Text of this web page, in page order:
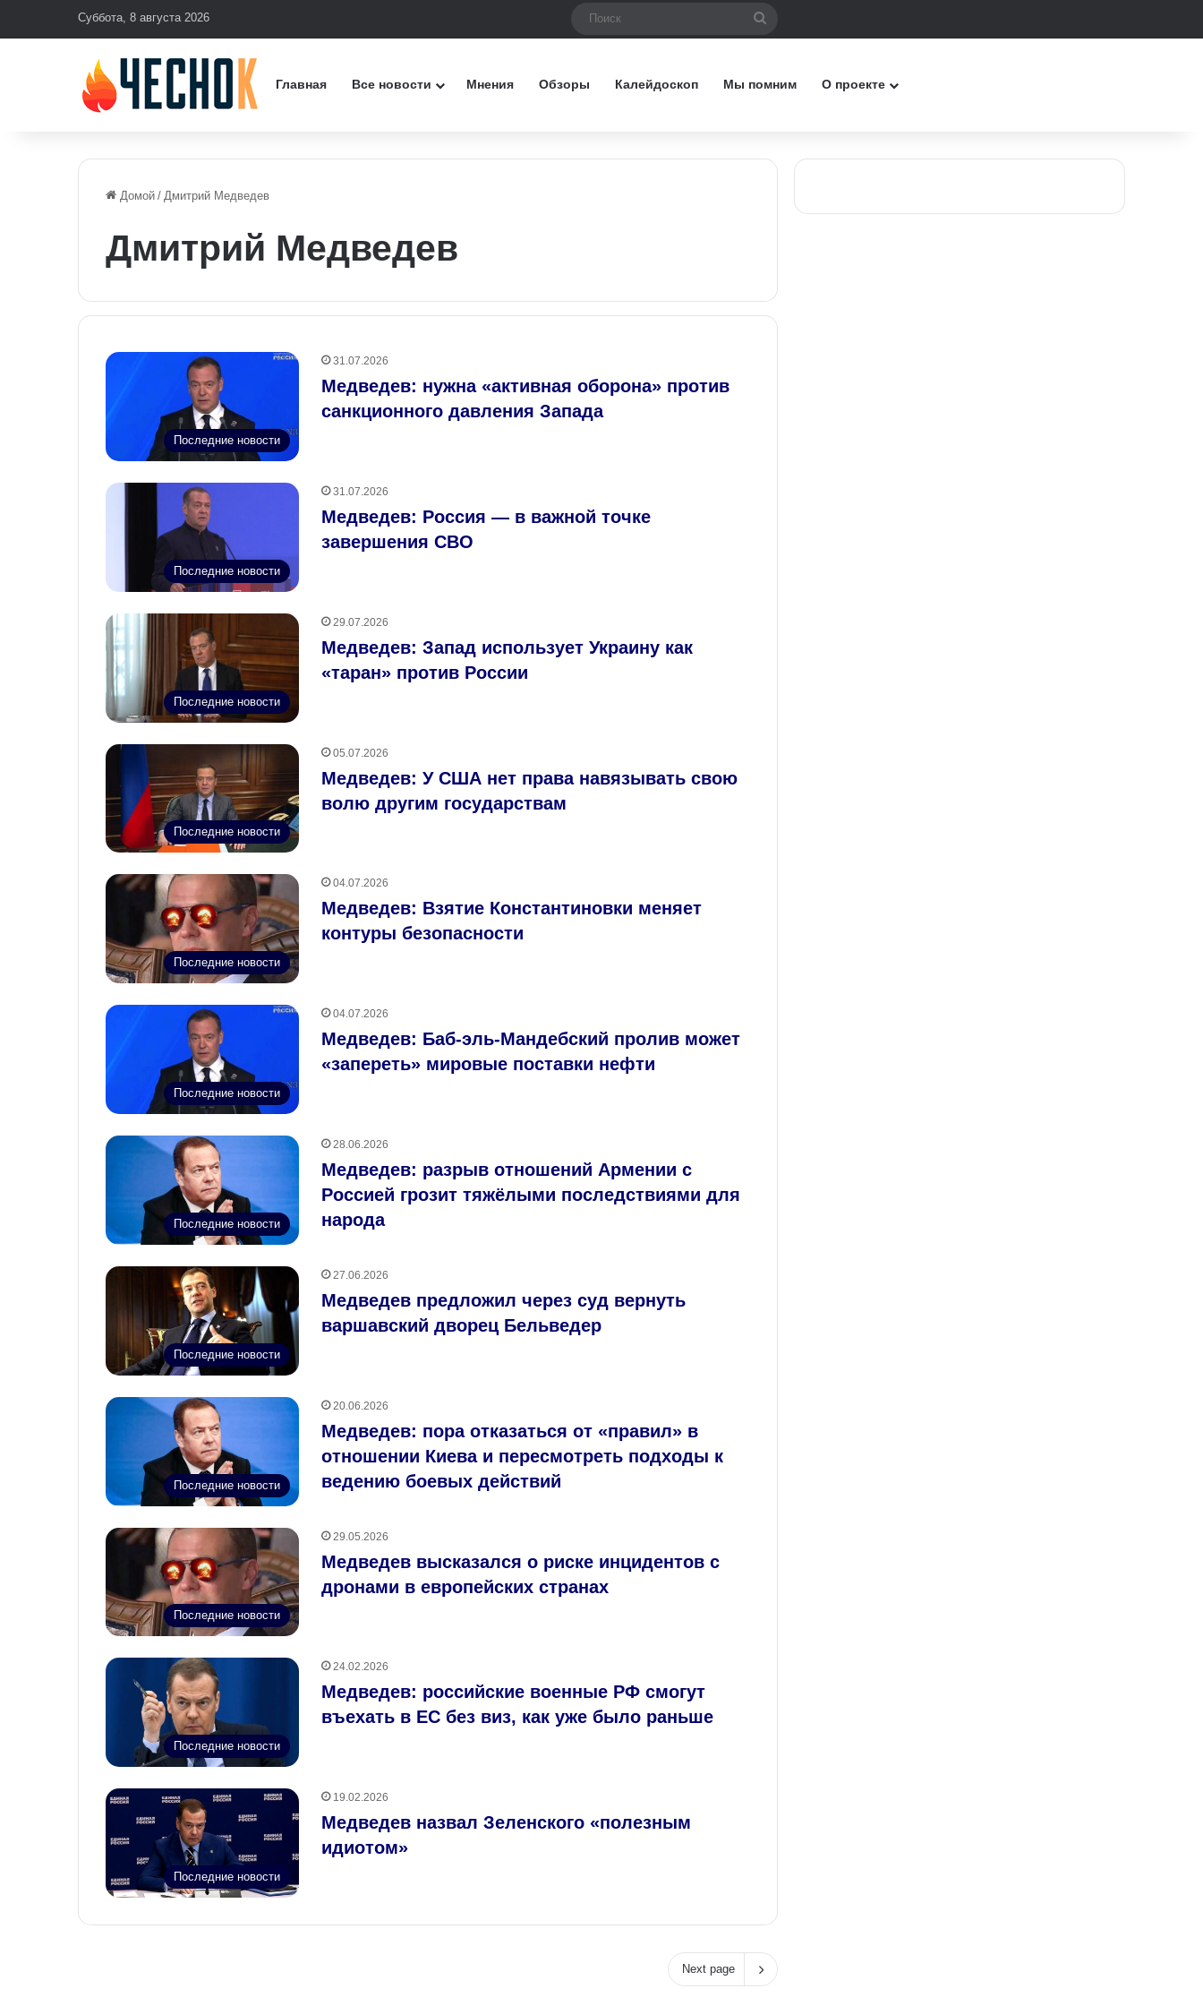
Суббота, 8 августа 2026
Главная Все новости Мнения Обзоры Калейдоскоп Мы помним О проекте
Домой / Дмитрий Медведев
Дмитрий Медведев
Последние новости
31.07.2026
Медведев: нужна «активная оборона» против
санкционного давления Запада
Последние новости
31.07.2026
Медведев: Россия — в важной точке
завершения СВО
Последние новости
29.07.2026
Медведев: Запад использует Украину как
«таран» против России
Последние новости
05.07.2026
Медведев: У США нет права навязывать свою
волю другим государствам
Последние новости
04.07.2026
Медведев: Взятие Константиновки меняет
контуры безопасности
Последние новости
04.07.2026
Медведев: Баб‑эль‑Мандебский пролив может
«запереть» мировые поставки нефти
Последние новости
28.06.2026
Медведев: разрыв отношений Армении с
Россией грозит тяжёлыми последствиями для
народа
Последние новости
27.06.2026
Медведев предложил через суд вернуть
варшавский дворец Бельведер
Последние новости
20.06.2026
Медведев: пора отказаться от «правил» в
отношении Киева и пересмотреть подходы к
ведению боевых действий
Последние новости
29.05.2026
Медведев высказался о риске инцидентов с
дронами в европейских странах
Последние новости
24.02.2026
Медведев: российские военные РФ смогут
въехать в ЕС без виз, как уже было раньше
Последние новости
19.02.2026
Медведев назвал Зеленского «полезным
идиотом»
Next page